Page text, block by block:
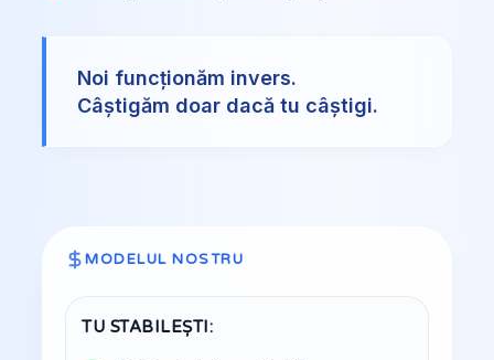
Noi funcționăm invers.
Câștigăm doar dacă tu câștigi.
MODELUL NOSTRU
TU STABILEȘTI: